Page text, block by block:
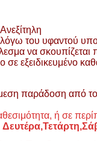
του υφαντού
να σκουπίζεται
σε εξειδικευμένο
παράδοση από
ή σε